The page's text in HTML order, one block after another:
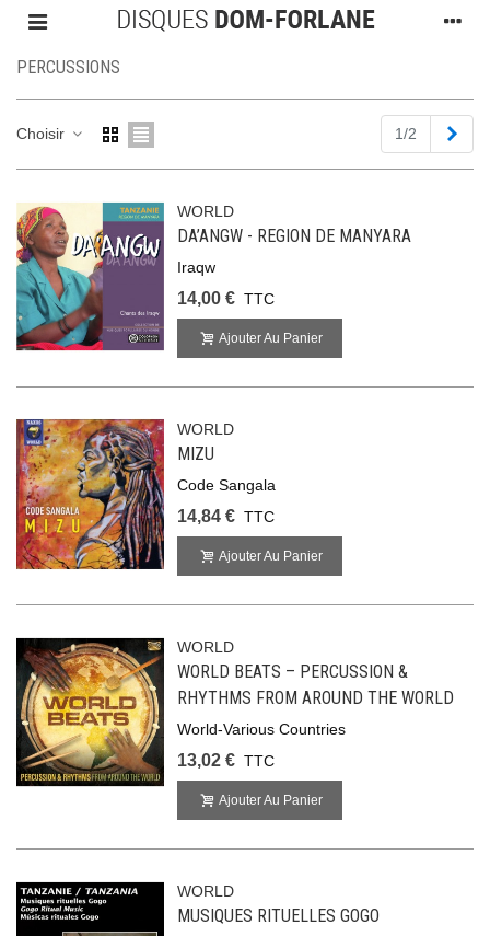
PERCUSSIONS
Choisir 1/2
WORLD
DA’ANGW - REGION DE MANYARA
Iraqw
14,00 € TTC
Ajouter Au Panier
WORLD
MIZU
Code Sangala
14,84 € TTC
Ajouter Au Panier
WORLD
WORLD BEATS – PERCUSSION &
RHYTHMS FROM AROUND THE WORLD
World-Various Countries
13,02 € TTC
Ajouter Au Panier
WORLD
MUSIQUES RITUELLES GOGO